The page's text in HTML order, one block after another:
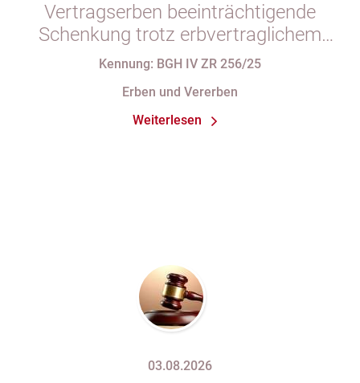
Vertragserben beeinträchtigende
Schenkung trotz erbvertraglichem
Rücktrittsvorbehalt
Kennung: BGH IV ZR 256/25
Erben und Vererben
Weiterlesen
03.08.2026